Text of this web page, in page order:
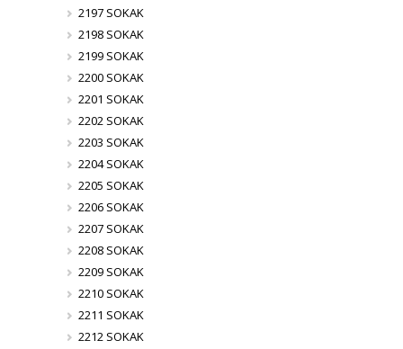
2197 SOKAK
2198 SOKAK
2199 SOKAK
2200 SOKAK
2201 SOKAK
2202 SOKAK
2203 SOKAK
2204 SOKAK
2205 SOKAK
2206 SOKAK
2207 SOKAK
2208 SOKAK
2209 SOKAK
2210 SOKAK
2211 SOKAK
2212 SOKAK